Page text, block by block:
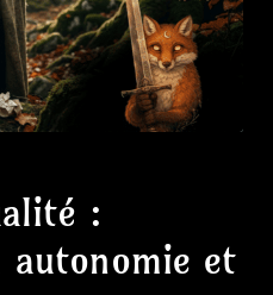
:
autonomie et